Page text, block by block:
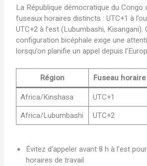
La République démocratique du Congo
fuseaux horaires distincts : UTC+1 à
UTC+2 à l’est (Lubumbashi, Kisangani).
configuration bicéphale exige une
lorsqu’on planifie un appel depuis
Région Fuseau horaire
Africa/Kinshasa
UTC+1
Africa/Lubumbashi
UTC+2
Évitez d’appeler avant 8 h à l’est
horaires de travail.